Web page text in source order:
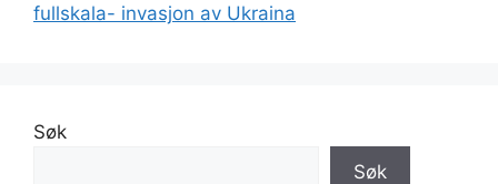
fullskala- invasjon av Ukraina
Søk
Søk